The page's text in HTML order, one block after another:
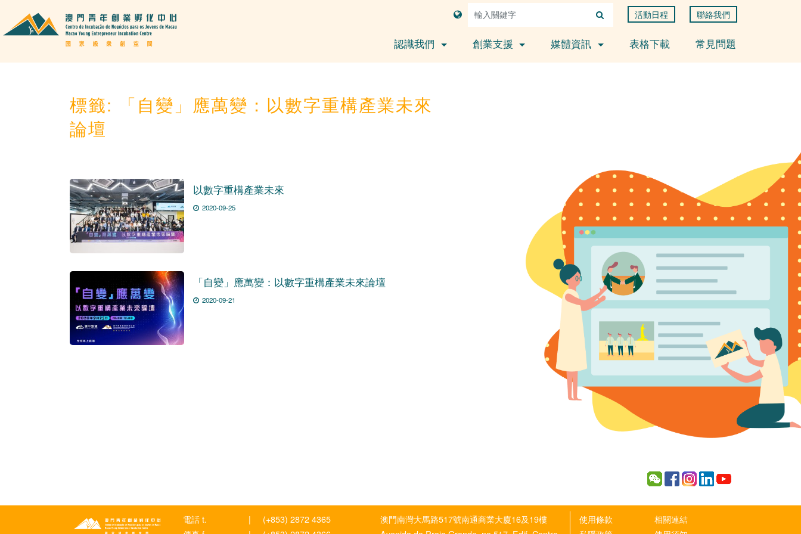
活動日程 聯絡我們
認識我們 創業支援 媒體資訊 表格下載 常見問題
標籤:
「自變」應萬變：以數字重構產業未來
論壇
以數字重構產業未來
2020-09-25
「自變」應萬變：以數字重構產業未來論壇
2020-09-21
電話 t. |
(+853) 2872 4365
澳門南灣大馬路517號南通商業大廈16及19樓
使用條款
相關連結